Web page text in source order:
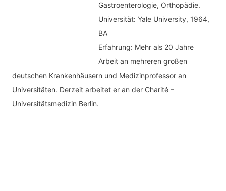
Gastroenterologie, Orthopädie.
Universität: Yale University, 1964,
BA
Erfahrung: Mehr als 20 Jahre
Arbeit an mehreren großen
deutschen Krankenhäusern und Medizinprofessor an
Universitäten. Derzeit arbeitet er an der Charité –
Universitätsmedizin Berlin.